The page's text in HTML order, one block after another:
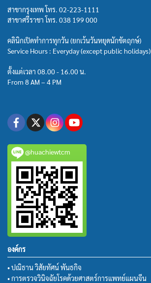
สาขากรุงเทพ โทร. 02-223-1111
สาขาศรีราชา โทร. 038 199 000
คลินิกเปิดทำการทุกวัน (ยกเว้นวันหยุดนักขัตฤกษ์)
Service Hours : Everyday (except public holidays)
ตั้งแต่เวลา 08.00 - 16.00 น.
From 8 AM – 4 PM
@huachiewtcm
องค์กร
• ปณิธาน วิสัยทัศน์ พันธกิจ
• การตรวจวินิจฉัยโรคด้วยศาสตร์การแพทย์แผนจีน